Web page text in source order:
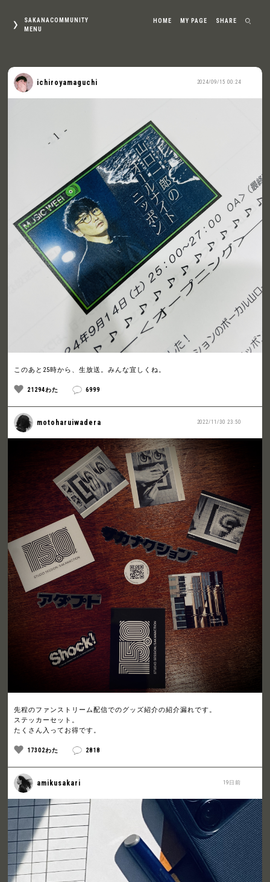
SAKANACOMMUNITY
MENU
HOME MY PAGE SHARE
2024/09/15 00:24
ichiroyamaguchi
このあと25時から、生放送。みんな宜しくね。
21294わた 6999
2022/11/30 23:50
motoharuiwadera
先程のファンストリーム配信でのグッズ紹介の紹介漏れです。
ステッカーセット。
たくさん入ってお得です。
17302わた 2818
19日前
amikusakari